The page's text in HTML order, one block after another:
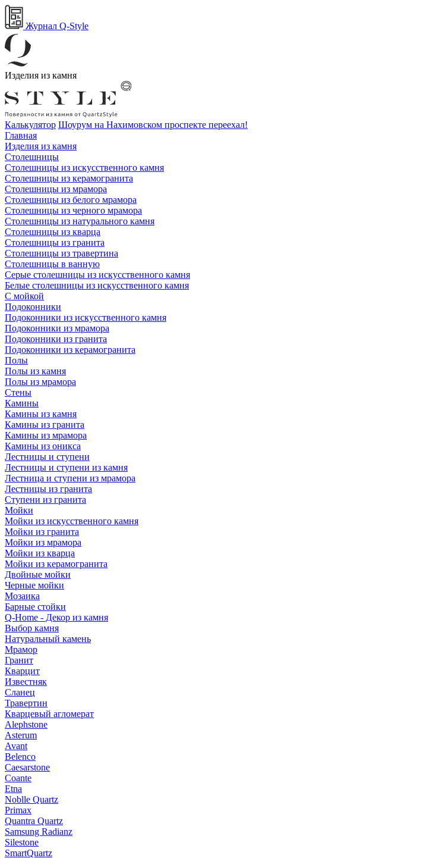
Журнал Q-Style
Изделия из камня
Калькулятор Шоурум на Нахимовском проспекте переехал!
Главная
Изделия из камня
Столешницы
Столешницы из искусственного камня
Столешницы из керамогранита
Столешницы из мрамора
Столешницы из белого мрамора
Столешницы из черного мрамора
Столешницы из натурального камня
Столешницы из кварца
Столешницы из гранита
Столешницы из травертина
Столешницы в ванную
Серые столешницы из искусственного камня
Белые столешницы из искусственного камня
С мойкой
Подоконники
Подоконники из искусственного камня
Подоконники из мрамора
Подоконники из гранита
Подоконники из керамогранита
Полы
Полы из камня
Полы из мрамора
Стены
Камины
Камины из камня
Камины из гранита
Камины из мрамора
Камины из оникса
Лестницы и ступени
Лестницы и ступени из камня
Лестница и ступени из мрамора
Лестницы из гранита
Ступени из гранита
Мойки
Мойки из искусственного камня
Мойки из гранита
Мойки из мрамора
Мойки из кварца
Мойки из керамогранита
Двойные мойки
Черные мойки
Мозаика
Барные стойки
Q-Home - Декор из камня
Выбор камня
Натуральный камень
Мрамор
Гранит
Кварцит
Известняк
Сланец
Травертин
Кварцевый агломерат
Alephstone
Asterum
Avant
Belenco
Caesarstone
Coante
Etna
Noblle Quartz
Primax
Quantra Quartz
Samsung Radianz
Silestone
SmartQuartz